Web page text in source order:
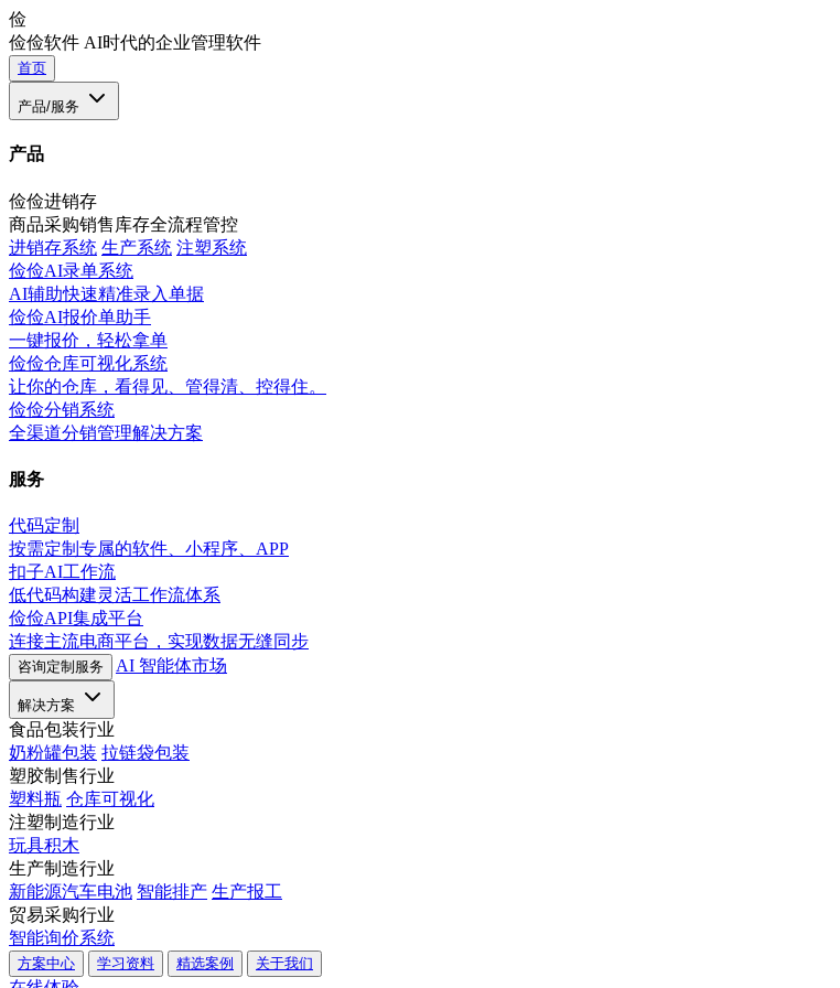
俭
俭俭软件 AI时代的企业管理软件
首页
产品/服务
产品
俭俭进销存
商品采购销售库存全流程管控
进销存系统 生产系统 注塑系统
俭俭AI录单系统
AI辅助快速精准录入单据
俭俭AI报价单助手
一键报价，轻松拿单
俭俭仓库可视化系统
让你的仓库，看得见、管得清、控得住。
俭俭分销系统
全渠道分销管理解决方案
服务
代码定制
按需定制专属的软件、小程序、APP
扣子AI工作流
低代码构建灵活工作流体系
俭俭API集成平台
连接主流电商平台，实现数据无缝同步
咨询定制服务 AI 智能体市场
解决方案
食品包装行业
奶粉罐包装 拉链袋包装
塑胶制售行业
塑料瓶 仓库可视化
注塑制造行业
玩具积木
生产制造行业
新能源汽车电池 智能排产 生产报工
贸易采购行业
智能询价系统
方案中心 学习资料 精选案例 关于我们